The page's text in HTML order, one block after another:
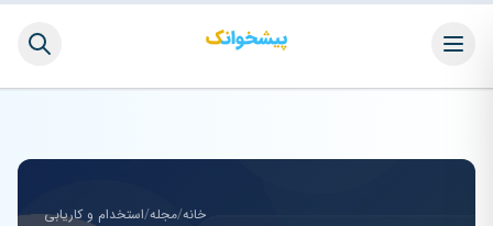
خانه/مجله/استخدام و کاریابی